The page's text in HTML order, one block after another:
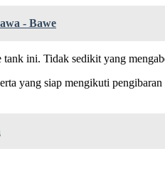
- Bawe
ini. Tidak sedikit yang
yang siap mengikuti